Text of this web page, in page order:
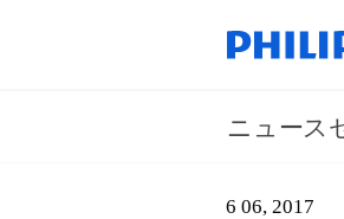
ニュース
6 06, 2017